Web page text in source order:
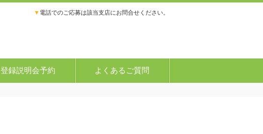
▼ 電話でのご応募は該当支店にお問合せください。
登録説明会予約 よくあるご質問